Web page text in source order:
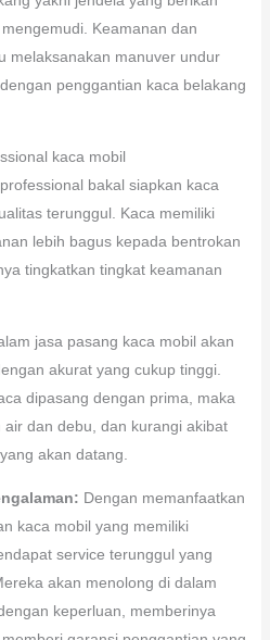
Keamanan dan
melaksanakan manuver undur
penggantian kaca belakang
kaca mobil
bakal siapkan kaca
terunggul. Kaca memiliki
lebih bagus kepada bentrokan
tingkatkan tingkat keamanan
jasa pasang kaca mobil akan
akurat yang cukup tinggi.
dipasang dengan prima, maka
dan debu, dan kurangi akibat
akan datang.
Dengan memanfaatkan
kaca mobil yang memiliki
service terunggul yang
akan menolong di dalam
keperluan, memberinya